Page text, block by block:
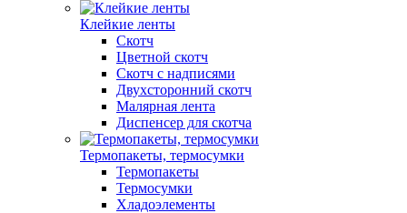
Клейкие ленты
Скотч
Цветной скотч
Скотч с надписями
Двухсторонний скотч
Малярная лента
Диспенсер для скотча
Термопакеты, термосумки
Термопакеты
Термосумки
Хладоэлементы